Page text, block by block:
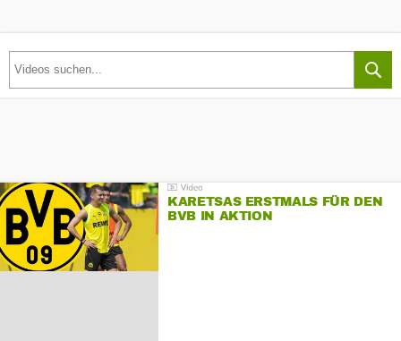
KARETSAS ERSTMALS FÜR DEN
BVB IN AKTION